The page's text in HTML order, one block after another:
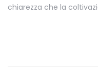
chiarezza che la